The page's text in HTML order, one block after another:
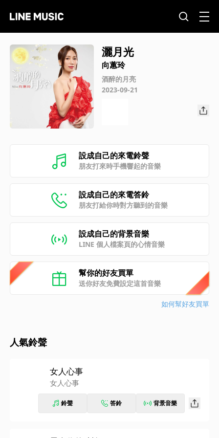
灑月光
向蕙玲
酒醉的月亮
2023-09-21
設成自己的來電鈴聲
朋友打來時手機響起的音樂
設成自己的來電答鈴
朋友打給你時對方聽到的音樂
設成自己的背景音樂
LINE 個人檔案頁的心情音樂
幫你的好友買單
送你好友免費設定這首音樂
如何幫好友買單
人氣鈴聲
女人心事
女人心事
鈴聲 答鈴 背景音樂